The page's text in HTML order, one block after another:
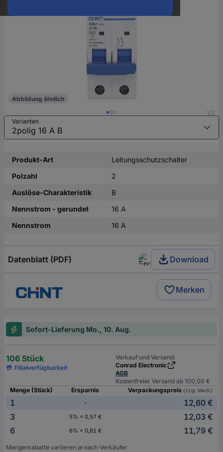
1/3
Abbildung ähnlich
Varianten
Produkt-Art
Leitungsschutzschalter
Polzahl
2
Auslöse-Charakteristik
B
Nennstrom - gerundet
16 A
Nennstrom
16 A
Datenblatt (PDF) Download
Merken
Sofort-Lieferung Mo., 10. Aug.
106 Stück
Filialverfügbarkeit
Verkauf und Versand:
Conrad Electronic
AGB
Kostenfreier Versand ab 100,00 €
Menge (Stück)
Ersparnis Verpackungspreis (zzgl. MwSt.)
1 -
12,60 €
3
5% = 0,57 €
12,03 €
6
6% = 0,81 € 11,79 €
Mengenrabatte variieren je nach Verkäufer